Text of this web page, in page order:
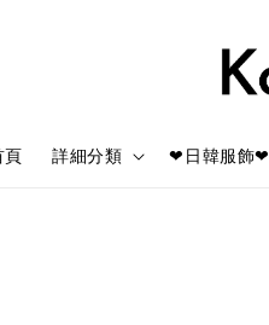
頁 詳細分類 ❤日韓服飾❤